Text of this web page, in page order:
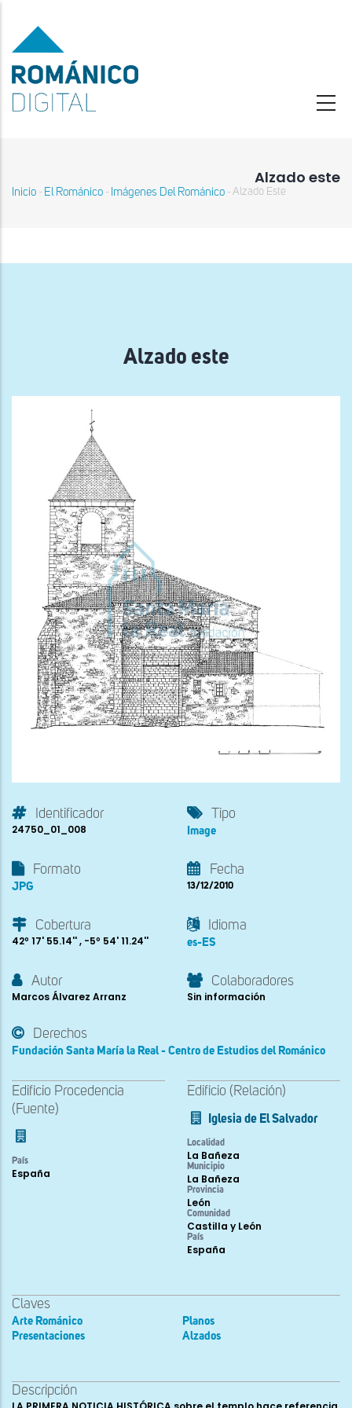
contenido
principal
Alzado este
Sobrescribir
navegación
Inicio - El Románico - Imágenes Del Románico - Alzado Este
Alzado este
Identificador
24750_01_008
Tipo
Image
Formato
JPG
Fecha
13/12/2010
Cobertura
42º 17' 55.14'' , -5º 54' 11.24''
Idioma
es-ES
Autor
Marcos Álvarez Arranz
Colaboradores
Sin información
Derechos
Fundación Santa María la Real - Centro de Estudios del Románico
Edificio Procedencia
(Fuente)
País
España
Edificio (Relación)
Iglesia de El Salvador
Localidad
La Bañeza
Municipio
La Bañeza
Provincia
León
Comunidad
Castilla y León
País
España
Claves
Arte Románico
Presentaciones
Planos
Alzados
Descripción